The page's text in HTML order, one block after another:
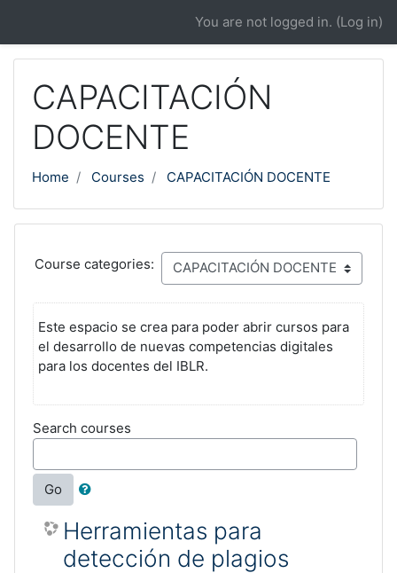
You are not logged in. (Log in)
CAPACITACIÓN
DOCENTE
Home Courses CAPACITACIÓN DOCENTE
Course categories:
Este espacio se crea para poder abrir cursos para
el desarrollo de nuevas competencias digitales
para los docentes del IBLR.
Search courses
Go
Herramientas para
detección de plagios